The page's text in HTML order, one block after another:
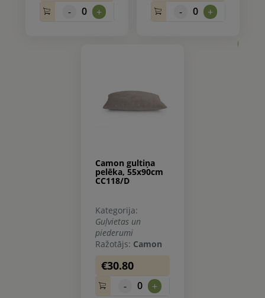
- 0 + - 0 +
Camon gultiņa
pelēka, 55x90cm
CC118/D
Kategorija:
Guļvietas un
piederumi
Ražotājs: Camon
€30.80
- 0 +